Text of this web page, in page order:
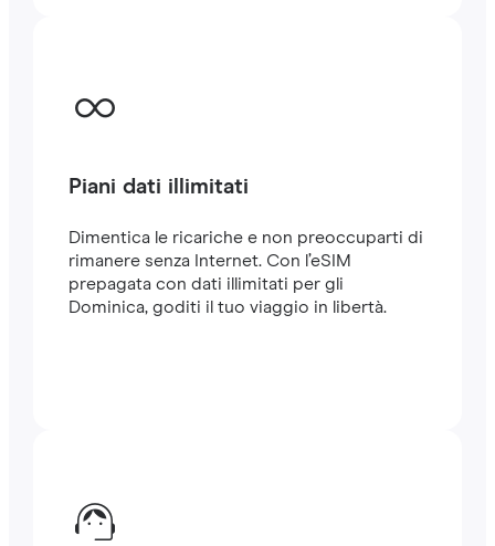
Piani dati illimitati
Dimentica le ricariche e non preoccuparti di
rimanere senza Internet. Con l’eSIM
prepagata con dati illimitati per gli
Dominica, goditi il tuo viaggio in libertà.